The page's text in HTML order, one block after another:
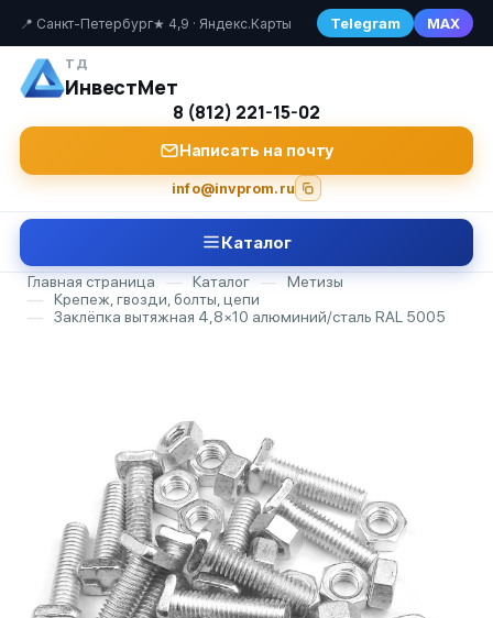
📍 Санкт-Петербург★ 4,9 · Яндекс.Карты Telegram MAX
ТД
ИнвестМет
8 (812) 221-15-02
Написать на почту
info@invprom.ru
Каталог
Главная страница — Каталог —
Метизы
—
Крепеж, гвозди, болты, цепи
—
Заклёпка вытяжная 4,8×10 алюминий/сталь RAL 5005